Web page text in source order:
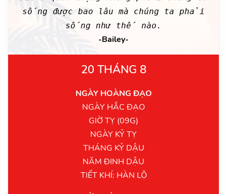
sống được bao lâu mà chúng ta phải
sống như thế nào.
-Bailey-
20 THÁNG 8
NGÀY HOÀNG ĐẠO
NGÀY HẮC ĐẠO
GIỜ TỴ (09G)
NGÀY KỶ TỴ
THÁNG KỶ DẬU
NĂM ĐINH DẬU
TIẾT KHÍ: HÀN LỘ